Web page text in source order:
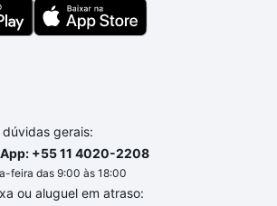
gerais:
+55 11 4020-2208
feira das 9:00 às 18:00
ou aluguel em atraso: